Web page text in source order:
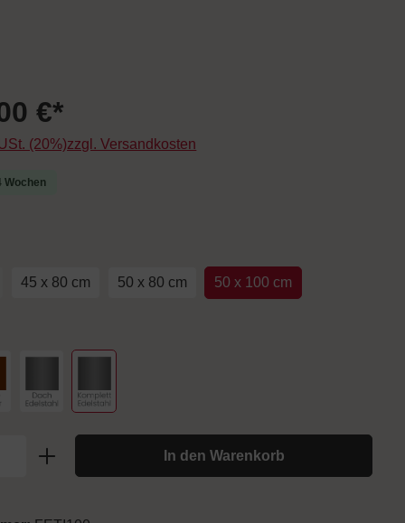
€*
(20%)zzgl. Versandkosten
Wochen
ist zurzeit nicht verfügbar.)
45 x 80 cm 50 x 80 cm 50 x 100 cm
Kupfer
Dach u. Seitenwände Edelstahl
Komplett Edelstahl
In den Warenkorb